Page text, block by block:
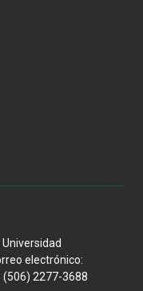
electrónico:
2277-3688